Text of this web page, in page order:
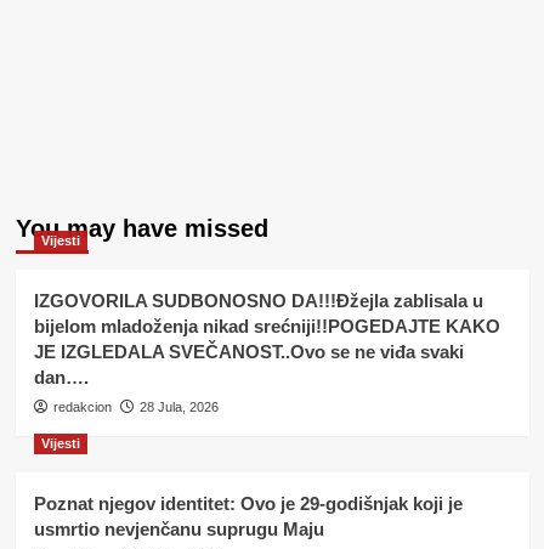
You may have missed
Vijesti
IZGOVORILA SUDBONOSNO DA!!!Đžejla zablisala u
bijelom mladoženja nikad srećniji!!POGEDAJTE KAKO
JE IZGLEDALA SVEČANOST..Ovo se ne viđa svaki
dan….
redakcion 28 Jula, 2026
Vijesti
Poznat njegov identitet: Ovo je 29-godišnjak koji je
usmrtio nevjenčanu suprugu Maju